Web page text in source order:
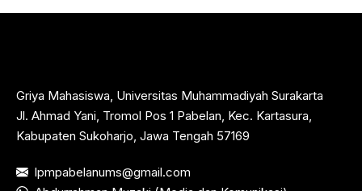
Griya Mahasiswa, Universitas Muhammadiyah Surakarta
Jl. Ahmad Yani, Tromol Pos 1 Pabelan, Kec. Kartasura,
Kabupaten Sukoharjo, Jawa Tengah 57169
lpmpabelanums@gmail.com